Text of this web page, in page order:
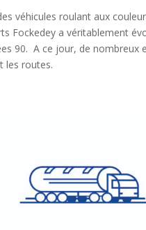
véhicules roulant aux
Fockedey a véritablement
90. A ce jour, de nombreux
les routes.